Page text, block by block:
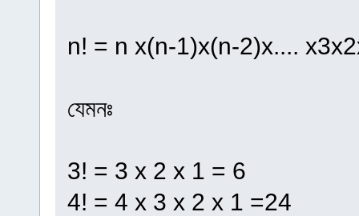
n! = n x(n-1)x(n-2)x....
যেমনঃ
3! = 3 x 2 x 1 = 6
4! = 4 x 3 x 2 x 1 =24